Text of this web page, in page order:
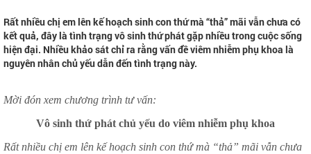
Rất nhiều chị em lên kế hoạch sinh con thứ mà “thả” mãi vẫn chưa có
kết quả, đây là tình trạng vô sinh thứ phát gặp nhiều trong cuộc sống
hiện đại. Nhiều khảo sát chỉ ra rằng vấn đề viêm nhiễm phụ khoa là
nguyên nhân chủ yếu dẫn đến tình trạng này.
Mời đón xem chương trình tư vấn:
Vô sinh thứ phát chủ yếu do viêm nhiễm phụ khoa
Rất nhiều chị em lên kế hoạch sinh con thứ mà “thả” mãi vẫn chưa